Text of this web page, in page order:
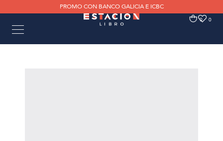
PROMO CON BANCO GALICIA E ICBC
0 0